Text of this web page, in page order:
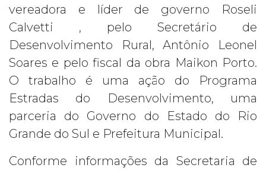
vereadora e líder de governo Roseli
Calvetti , pelo Secretário de
Desenvolvimento Rural, Antônio Leonel
Soares e pelo fiscal da obra Maikon Porto.
O trabalho é uma ação do Programa
Estradas do Desenvolvimento, uma
parceria do Governo do Estado do Rio
Grande do Sul e Prefeitura Municipal.
Conforme informações da Secretaria de